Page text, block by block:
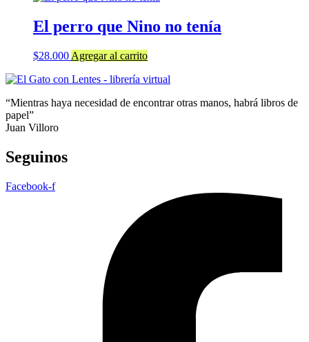
El perro que Nino no tenía
$28.000 Agregar al carrito
“Mientras haya necesidad de encontrar otras manos, habrá libros de
papel”
Juan Villoro
Seguinos
Facebook-f